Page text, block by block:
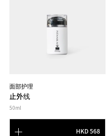
面部护理
止外线
50ml
HKD 568